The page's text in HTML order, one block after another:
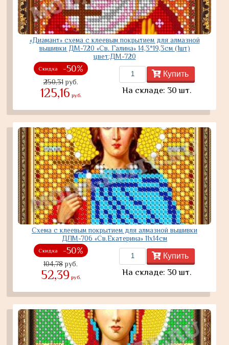
«Диамант» схема с клеевым покрытием для алмазной
вышивки ДМ-720 «Св. Галина» 14,3*19,3см (1шт)
цвет:ДМ-720
Скидка -50%
250,31руб.
125,16 руб.
Купить
На складе: 30 шт.
Схема с клеевым покрытием для алмазной вышивки
ДЛМ-706 «Св.Екатерина» 11х14см
Скидка -50%
104,78руб.
52,39 руб.
Купить
На складе: 30 шт.